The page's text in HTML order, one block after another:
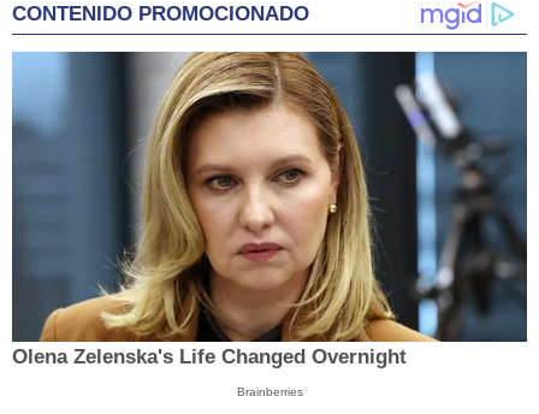
CONTENIDO PROMOCIONADO
Olena Zelenska's Life Changed Overnight
Brainberries